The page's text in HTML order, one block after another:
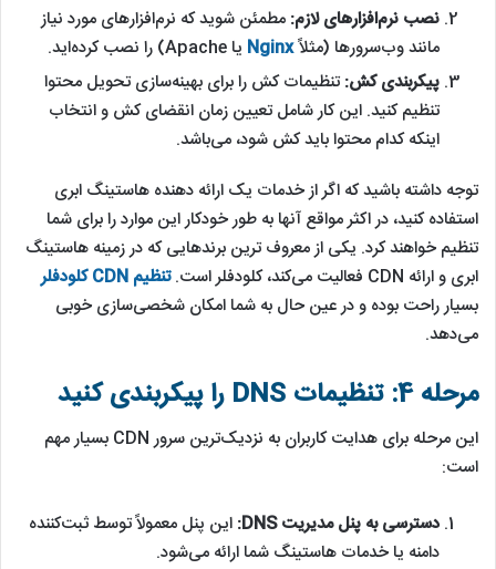
نصب نرم‌افزارهای لازم: مطمئن شوید که نرم‌افزارهای مورد نیاز
مانند وب‌سرورها (مثلاًNginx یا Apache) را نصب کرده‌اید.
پیکربندی کش:تنظیمات کش را برای بهینه‌سازی تحویل محتوا
تنظیم کنید. این کار شامل تعیین زمان انقضای کش و انتخاب
اینکه کدام محتوا باید کش شود، می‌باشد.
توجه داشته باشید که اگر از خدمات یک ارائه دهنده هاستینگ ابری
استفاده کنید، در اکثر مواقع آنها به طور خودکار این موارد را برای شما
تنظیم خواهند کرد. یکی از معروف ترین برندهایی که در زمینه هاستینگ
ابری و ارائه CDN فعالیت می‌کند، کلودفلر است.
تنظیم CDN کلودفلر
بسیار راحت بوده و در عین حال به شما امکان شخصی‌سازی خوبی
می‌دهد.
مرحله 4: تنظیمات DNS را پیکربندی کنید
این مرحله برای هدایت کاربران به نزدیک‌ترین سرور CDN بسیار مهم
است:
دسترسی به پنل مدیریت DNS:
این پنل معمولاً توسط ثبت‌کننده
دامنه یا خدمات هاستینگ شما ارائه می‌شود.